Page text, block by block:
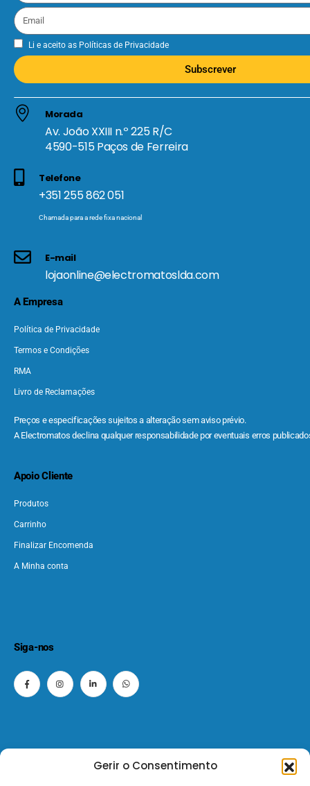
Gerir o Consentimento
Li e aceito as Políticas de Privacidade
Subscrever
Morada
Av. João XXIII n.º 225 R/C
4590-515 Paços de Ferreira
Telefone
+351 255 862 051
Chamada para a rede fixa nacional
E-mail
lojaonline@electromatoslda.com
A Empresa
Política de Privacidade
Termos e Condições
RMA
Livro de Reclamações
Preços e especificações sujeitos a alteração sem aviso prévio.
A Electromatos declina qualquer responsabilidade por eventuais erros
Apoio Cliente
Produtos
Carrinho
Finalizar Encomenda
A Minha conta
Siga-nos